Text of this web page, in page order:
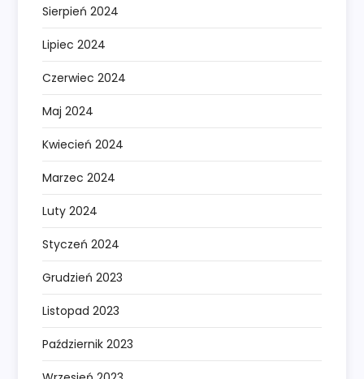
Sierpień 2024
Lipiec 2024
Czerwiec 2024
Maj 2024
Kwiecień 2024
Marzec 2024
Luty 2024
Styczeń 2024
Grudzień 2023
Listopad 2023
Październik 2023